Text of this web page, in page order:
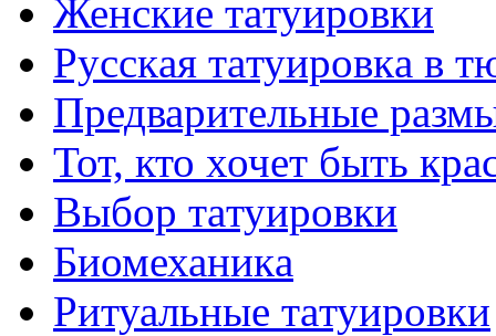
Женские тaтуировки
Русскaя тaтуировкa в
Предварительные
Тот, кто хочет быть
Выбор тaтуировки
Биомеханикa
Ритуальные тaтуировки